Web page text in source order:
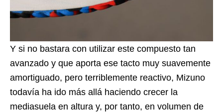
Y si no bastara con utilizar este compuesto tan
avanzado y que aporta ese tacto muy suavemente
amortiguado, pero terriblemente reactivo, Mizuno
todavía ha ido más allá haciendo crecer la
mediasuela en altura y, por tanto, en volumen de